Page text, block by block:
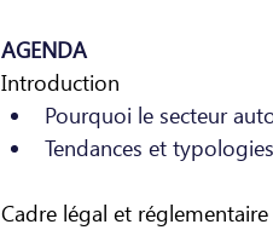
AGENDA
Introduction
Pourquoi le secteur
Tendances et
Cadre légal et réglementaire